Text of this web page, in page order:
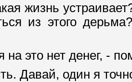
жизнь
из этого
это нет денег, -
Давай, один я